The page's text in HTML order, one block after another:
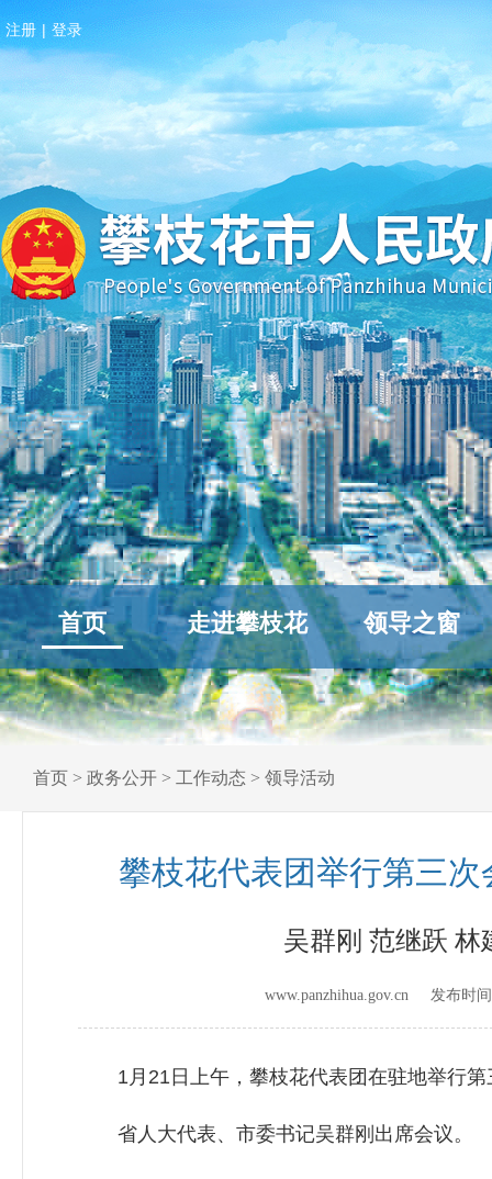
注册 | 登录
首页 走进攀枝花 领导之窗
首页 > 政务公开 > 工作动态 > 领导活动
攀枝花代表团举行第三
吴群刚 范继跃 林
www.panzhihua.gov.cn 发布时
1月21日上午，攀枝花代表团在驻地举行第
省人大代表、市委书记吴群刚出席会议。